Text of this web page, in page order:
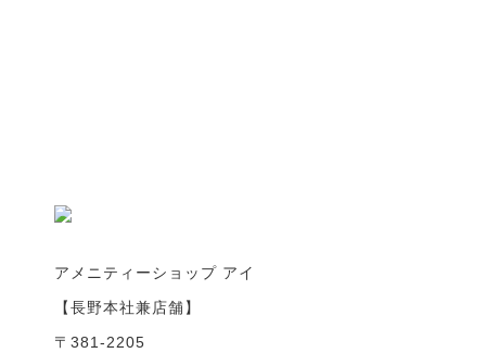
アメニティーショップ アイ
【長野本社兼店舗】
〒381-2205